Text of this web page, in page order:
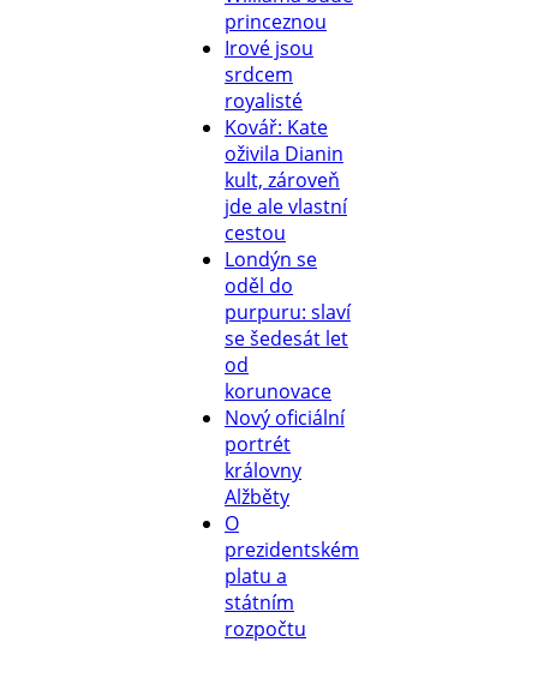
princeznou
Irové jsou
srdcem
royalisté
Kovář: Kate
oživila Dianin
kult, zároveň
jde ale vlastní
cestou
Londýn se
oděl do
purpuru: slaví
se šedesát let
od
korunovace
Nový oficiální
portrét
královny
Alžběty
O
prezidentském
platu a
státním
rozpočtu